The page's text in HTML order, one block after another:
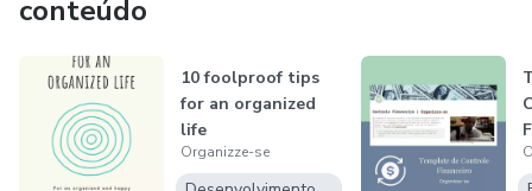
conteúdo
10 foolproof tips
for an organized
life
Organizze-se